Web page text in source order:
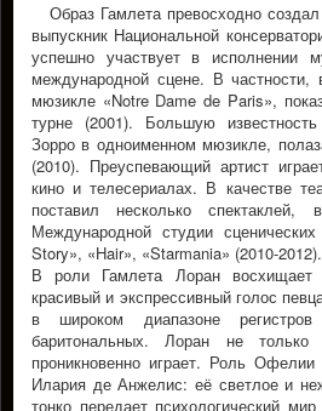
Образ Гамлета превосходно
выпускник Национальной
успешно участвует в исполнении
международной сцене. В
мюзикле «Notre Dame de Paris»,
турне (2001). Большую
Зорро в одноименном мюзикле,
(2010). Преуспевающий артист
кино и телесериалах. В качестве
поставил несколько
Международной студии
Story», «Hair», «Starmania» (2010-2012).
В роли Гамлета Лоран восхищает
красивый и экспрессивный голос
в широком диапазоне
баритональных. Лоран не
проникновенно играет. Роль Офелии
Илария де Анжелис: её светлое и
тонко передает психологический